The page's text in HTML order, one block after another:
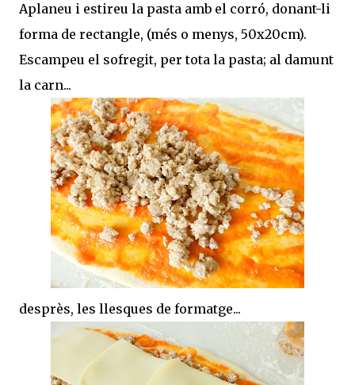
Aplaneu i estireu la pasta amb el corró, donant-li
forma de rectangle, (més o menys, 50x20cm).
Escampeu el sofregit, per tota la pasta; al damunt
la carn...
desprès, les llesques de formatge...